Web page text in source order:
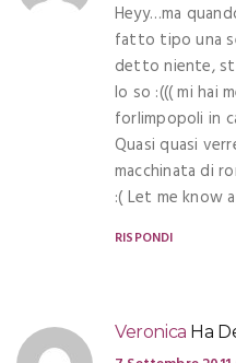
Heyy…ma
fatto tipo una
detto niente,
lo so :((( mi hai
forlimpopoli in
Quasi quasi
macchinata di
:( Let me know
RISPONDI
Veronica Ha